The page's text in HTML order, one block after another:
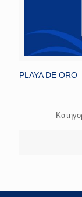
PLAYA DE ORO